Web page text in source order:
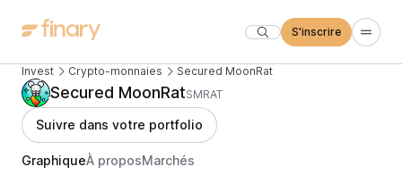
S'inscrire
Invest Crypto-monnaies Secured MoonRat
Secured MoonRatSMRAT
Suivre dans votre portfolio
GraphiqueÀ proposMarchés